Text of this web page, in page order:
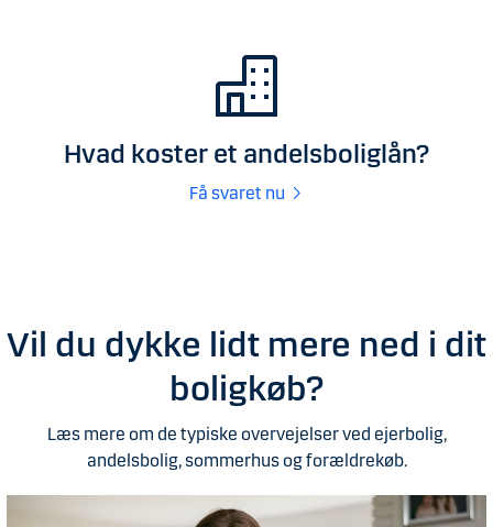
Hvad koster et andelsboliglån?
Få svaret nu
Vil du dykke lidt mere ned i dit
boligkøb?
Læs mere om de typiske overvejelser ved ejerbolig,
andelsbolig, sommerhus og forældrekøb.